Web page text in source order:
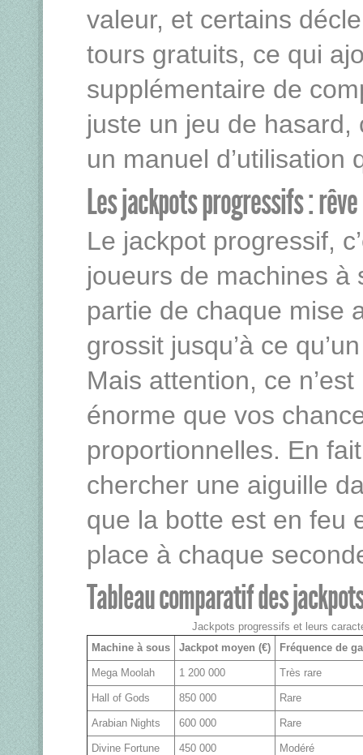
valeur, et certains
tours gratuits, ce qui
supplémentaire de
juste un jeu de hasard,
un manuel d’utilisation
Les jackpots progressifs :
Le jackpot progressif,
joueurs de machines à
partie de chaque mise
grossit jusqu’à ce
Mais attention, ce
énorme que vos
proportionnelles. En
chercher une aiguille
que la botte est en feu
place à chaque
Tableau comparatif des
Jackpots progressifs et leurs
Machine à sous
Jackpot moyen (€) Fréquence de
Mega Moolah 1 200 000 Très rare
Hall of Gods 850 000 Rare
Arabian Nights 600 000 Rare
Divine Fortune 450 000 Modéré